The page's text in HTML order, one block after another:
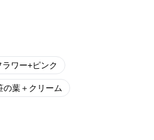
ラワー+ピンク
の葉＋クリーム